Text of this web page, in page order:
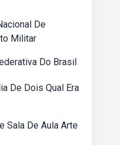
De
Militar
Do Brasil
De Dois Qual Era
Sala De Aula Arte